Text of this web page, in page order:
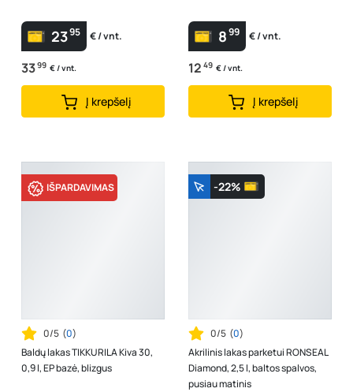
2395 € / vnt.
3399 € / vnt.
Į krepšelį
899 € / vnt.
12 49 € / vnt.
Į krepšelį
IŠPARDAVIMAS
0/5 (0)
Baldų lakas TIKKURILA Kiva 30,
0,9 l, EP bazė, blizgus
-22%
0/5 (0)
Akrilinis lakas parketui RONSEAL
Diamond, 2,5 l, baltos spalvos,
pusiau matinis